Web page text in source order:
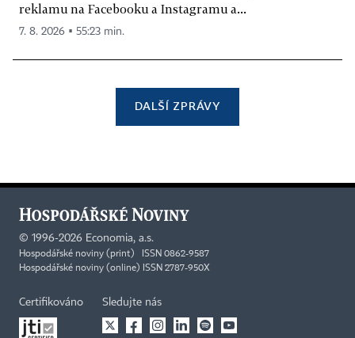
reklamu na Facebooku a Instagramu a...
7. 8. 2026 ▪ 55:23 min.
DALŠÍ ZPRÁVY
© 1996-2026 Economia, a.s.
Hospodářské noviny (print) ISSN 0862-9587
Hospodářské noviny (online) ISSN 2787-950X
Certifikováno Sledujte nás